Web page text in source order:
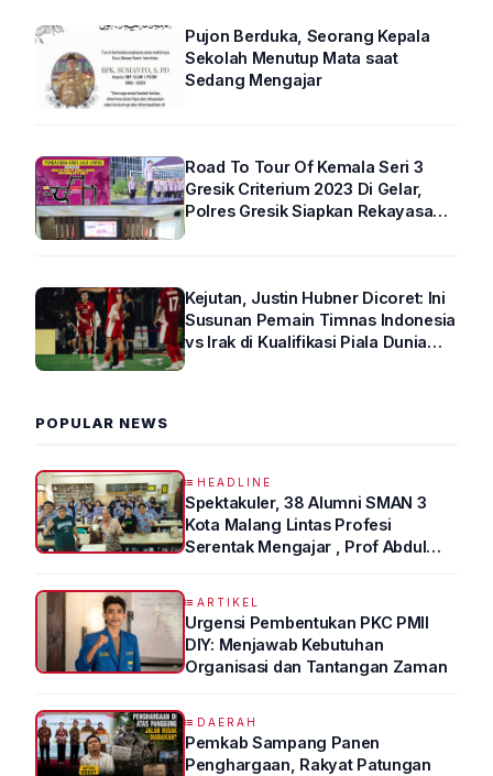
Pujon Berduka, Seorang Kepala
Sekolah Menutup Mata saat
Sedang Mengajar
Road To Tour Of Kemala Seri 3
Gresik Criterium 2023 Di Gelar,
Polres Gresik Siapkan Rekayasa
Kejutan, Justin Hubner Dicoret: Ini
Susunan Pemain Timnas Indonesia
vs Irak di Kualifikasi Piala Dunia
POPULAR NEWS
HEADLINE
Spektakuler, 38 Alumni SMAN 3
Kota Malang Lintas Profesi
Serentak Mengajar , Prof Abdul
ARTIKEL
Urgensi Pembentukan PKC PMII
DIY: Menjawab Kebutuhan
Organisasi dan Tantangan Zaman
DAERAH
Pemkab Sampang Panen
Penghargaan, Rakyat Patungan